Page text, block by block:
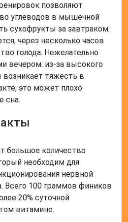
позволяют
углеводов в мышечной
сухофрукты за завтраком:
через несколько часов
голода. Нежелательно
вечером: из-за высокого
возникает тяжесть в
это может плохо
сна.
большое количество
необходим для
нервной
Всего 100 граммов фиников
20% суточной
витамине.